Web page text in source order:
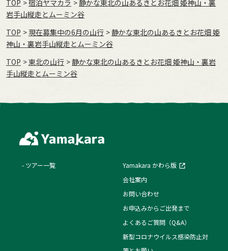
TOP
宿泊ヤマカラ
静かな東北の山あるきとお花畑 姫神山・裏
岩手山縦走とムーミン谷
TOP
現在募集中の6月の山行
静かな東北の山あるきとお花畑 姫
神山・裏岩手山縦走とムーミン谷
TOP
東北の山行
静かな東北の山あるきとお花畑 姫神山・裏岩
手山縦走とムーミン谷
ツアー一覧
Yamakara かわら版
会社案内
お問い合わせ
お申込みからご出発まで
よくあるご質問（Q&A）
新型コロナウイルス感染防止対